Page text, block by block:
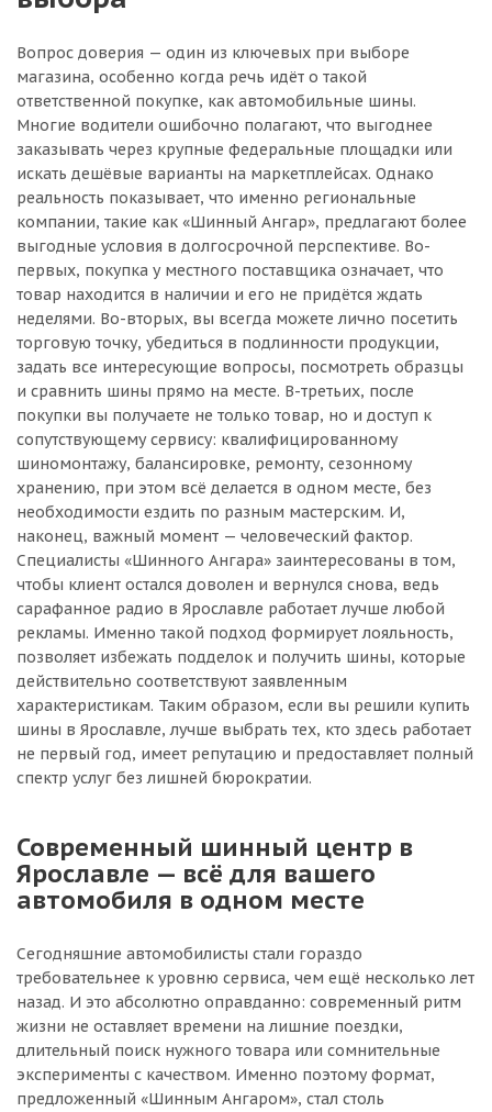
Вопрос доверия — один из ключевых при выборе
магазина, особенно когда речь идёт о такой
ответственной покупке, как автомобильные шины.
Многие водители ошибочно полагают, что выгоднее
заказывать через крупные федеральные площадки или
искать дешёвые варианты на маркетплейсах. Однако
реальность показывает, что именно региональные
компании, такие как «Шинный Ангар», предлагают более
выгодные условия в долгосрочной перспективе. Во-
первых, покупка у местного поставщика означает, что
товар находится в наличии и его не придётся ждать
неделями. Во-вторых, вы всегда можете лично посетить
торговую точку, убедиться в подлинности продукции,
задать все интересующие вопросы, посмотреть образцы
и сравнить шины прямо на месте. В-третьих, после
покупки вы получаете не только товар, но и доступ к
сопутствующему сервису: квалифицированному
шиномонтажу, балансировке, ремонту, сезонному
хранению, при этом всё делается в одном месте, без
необходимости ездить по разным мастерским. И,
наконец, важный момент — человеческий фактор.
Специалисты «Шинного Ангара» заинтересованы в том,
чтобы клиент остался доволен и вернулся снова, ведь
сарафанное радио в Ярославле работает лучше любой
рекламы. Именно такой подход формирует лояльность,
позволяет избежать подделок и получить шины, которые
действительно соответствуют заявленным
характеристикам. Таким образом, если вы решили купить
шины в Ярославле, лучше выбрать тех, кто здесь работает
не первый год, имеет репутацию и предоставляет полный
спектр услуг без лишней бюрократии.
Современный шинный центр в
Ярославле — всё для вашего
автомобиля в одном месте
Сегодняшние автомобилисты стали гораздо
требовательнее к уровню сервиса, чем ещё несколько лет
назад. И это абсолютно оправданно: современный ритм
жизни не оставляет времени на лишние поездки,
длительный поиск нужного товара или сомнительные
эксперименты с качеством. Именно поэтому формат,
предложенный «Шинным Ангаром», стал столь